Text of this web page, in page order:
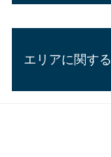
交通事故 無
休業損害 とは
会社 顧問弁
カスハラ 対
企業法務 弁
自己破産 流
自己破産 家
個人再生 申
債務整理 弁
悪徳商法 契
労働問題 相
離婚 慰謝料
エリアに関す